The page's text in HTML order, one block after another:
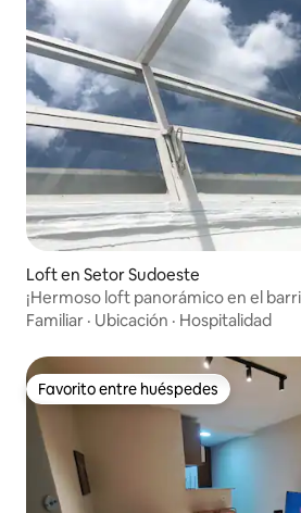
Loft en Setor Sudoeste
¡Hermoso loft panorámico en el
Familiar · Ubicación · Hospitalidad
Favorito entre huéspedes
Favorito entre huéspedes